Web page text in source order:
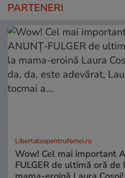
PARTENERI
Libertateapentrufemei.ro
Wow! Cel mai important
FULGER de ultimă oră de